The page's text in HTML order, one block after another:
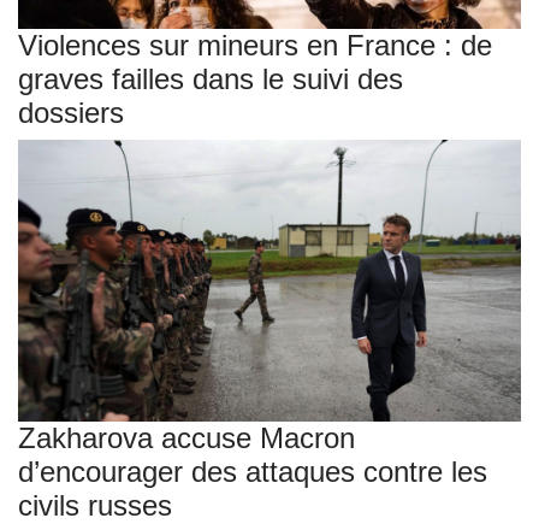
Violences sur mineurs en France : de
graves failles dans le suivi des
dossiers
Zakharova accuse Macron
d’encourager des attaques contre les
civils russes